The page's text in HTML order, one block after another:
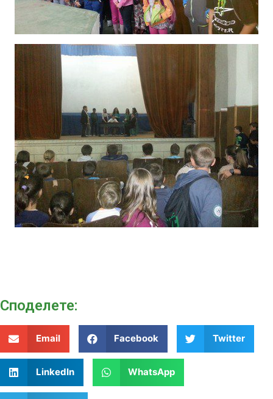
Споделeте:
Email Facebook Twitter
LinkedIn WhatsApp